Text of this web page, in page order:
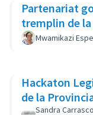
Partenariat
tremplin de
Mwamikazi
Hackaton
de la
Sandra